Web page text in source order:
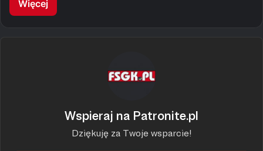
Więcej